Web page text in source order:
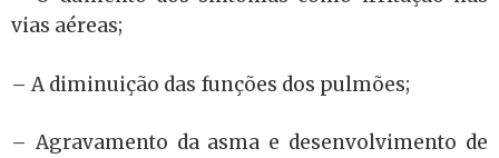
vias aéreas;
– A diminuição das funções dos pulmões;
– Agravamento da asma e desenvolvimento de